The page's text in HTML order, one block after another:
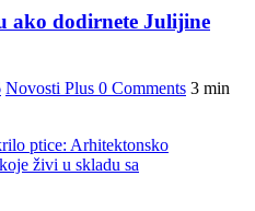
ako dodirnete Julijine
Novosti Plus 0 Comments 3 min